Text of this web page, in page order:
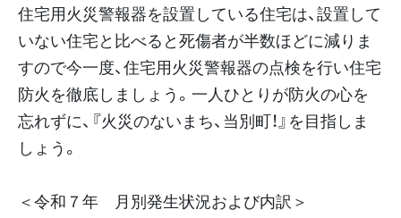
住宅用火災警報器を設置している住宅は、設置して
いない住宅と比べると死傷者が半数ほどに減りま
すので今一度、住宅用火災警報器の点検を行い住宅
防火を徹底しましょう。一人ひとりが防火の心を
忘れずに、『火災のないまち、当別町！』を目指しま
しょう。
＜令和７年 月別発生状況および内訳＞